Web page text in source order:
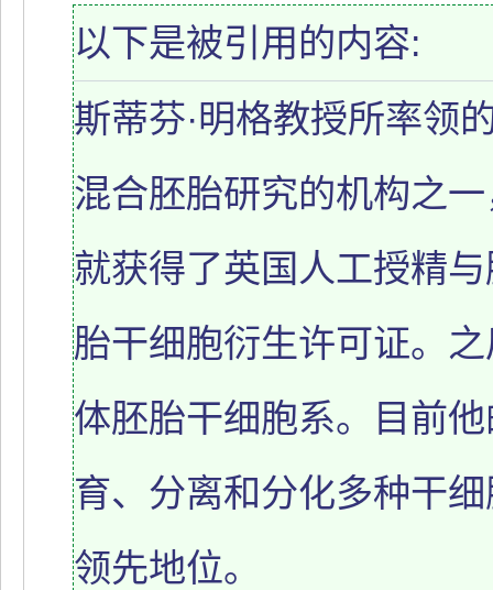
以下是被引用的内容:
斯蒂芬·明格教授所率领
混合胚胎研究的机构之
就获得了英国人工授精
胎干细胞衍生许可证。
体胚胎干细胞系。目前
育、分离和分化多种干
领先地位。